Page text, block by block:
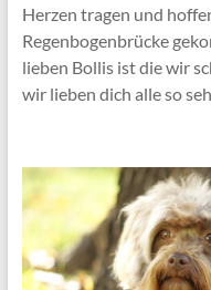
Herzen tragen und
Regenbogenbrücke
lieben Bollis ist die wir
wir lieben dich alle so